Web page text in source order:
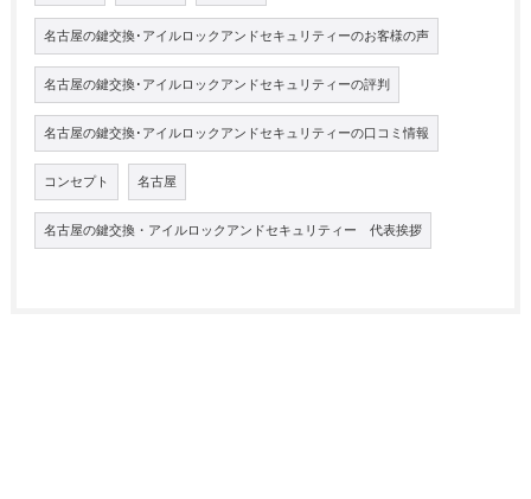
名古屋の鍵交換･アイルロックアンドセキュリティーのお客様の声
名古屋の鍵交換･アイルロックアンドセキュリティーの評判
名古屋の鍵交換･アイルロックアンドセキュリティーの口コミ情報
コンセプト 名古屋
名古屋の鍵交換・アイルロックアンドセキュリティー 代表挨拶